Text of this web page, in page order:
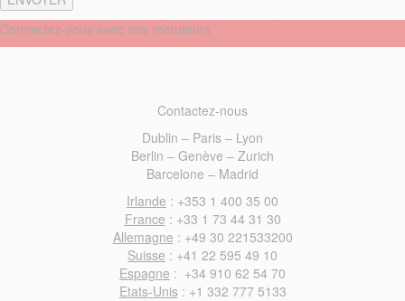
Connectez-vous avec nos recruteurs
Contactez-nous
Dublin – Paris – Lyon
Berlin – Genève – Zurich
Barcelone – Madrid
Irlande : +353 1 400 35 00
France : +33 1 73 44 31 30
Allemagne : +49 30 221533200
Suisse : +41 22 595 49 10
Espagne : +34 910 62 54 70
Etats-Unis: +1 332 777 5133